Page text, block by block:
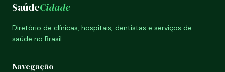
SaúdeCidade
Diretório de clínicas, hospitais, dentistas e serviços de
saúde no Brasil.
Navegação